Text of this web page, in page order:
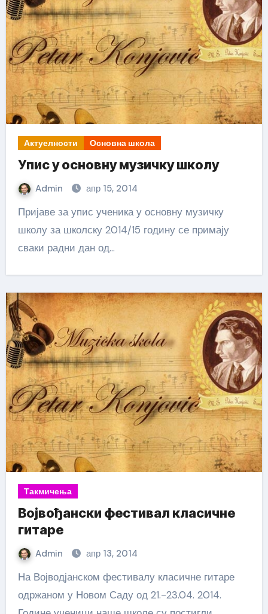
Актуелности Основна школа
Упис у основну музичку школу
Admin апр 15, 2014
Пријаве за упис ученика у основну музичку
школу за школску 2014/15 годину се примају
сваки радни дан од…
Такмичења
Војвођански фестивал класичне
гитаре
Admin апр 13, 2014
На Војводјанском фестивалу класичне гитаре
одржаном у Новом Саду од 21.-23.04. 2014.